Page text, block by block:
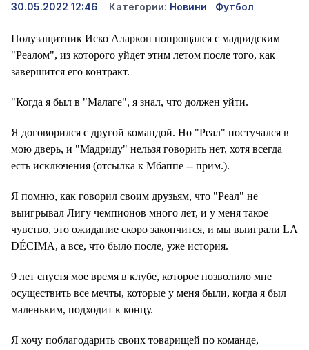
30.05.2022 12:46 Категории: Новини Футбол
Полузащитник Иско Аларкон попрощался с мадридским
"Реалом", из которого уйдет этим летом после того, как
завершится его контракт.
"Когда я был в "Малаге", я знал, что должен уйти.
Я договорился с другой командой. Но "Реал" постучался в
мою дверь, и "Мадриду" нельзя говорить нет, хотя всегда
есть исключения (отсылка к Мбаппе -- прим.).
Я помню, как говорил своим друзьям, что "Реал" не
выигрывал Лигу чемпионов много лет, и у меня такое
чувство, это ожидание скоро закончится, и мы выиграли LA
DÉCIMA, а все, что было после, уже история.
9 лет спустя мое время в клубе, которое позволило мне
осуществить все мечты, которые у меня были, когда я был
маленьким, подходит к концу.
Я хочу поблагодарить своих товарищей по команде,